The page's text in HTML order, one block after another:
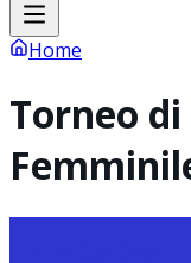
Home
Torneo